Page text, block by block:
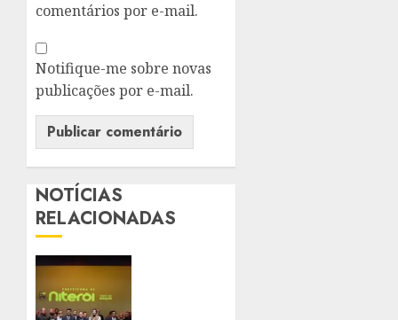
comentários por e-mail.
Notifique-me sobre novas
publicações por e-mail.
NOTÍCIAS
RELACIONADAS